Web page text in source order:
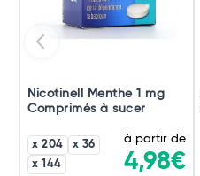
Nicotinell Menthe 1 mg
Comprimés à sucer
x 204
x 36
x 144
à partir de
4,98€